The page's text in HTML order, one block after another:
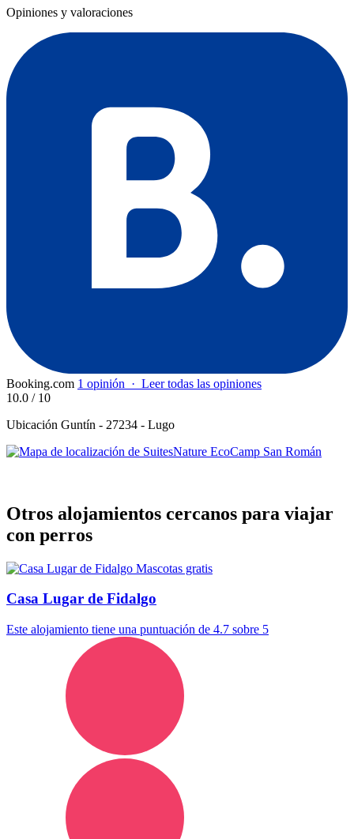
Opiniones y valoraciones
Booking.com 1 opinión · Leer todas las opiniones
10.0 / 10
Ubicación Guntín - 27234 - Lugo
Otros alojamientos cercanos para viajar
con perros
Mascotas gratis
Casa Lugar de Fidalgo
Este alojamiento tiene una puntuación de 4.7 sobre 5